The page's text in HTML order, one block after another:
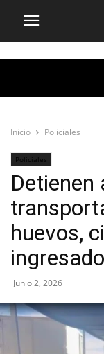
Inicio Policiales
Policiales
Detienen
huevos,
Junio 2, 2026